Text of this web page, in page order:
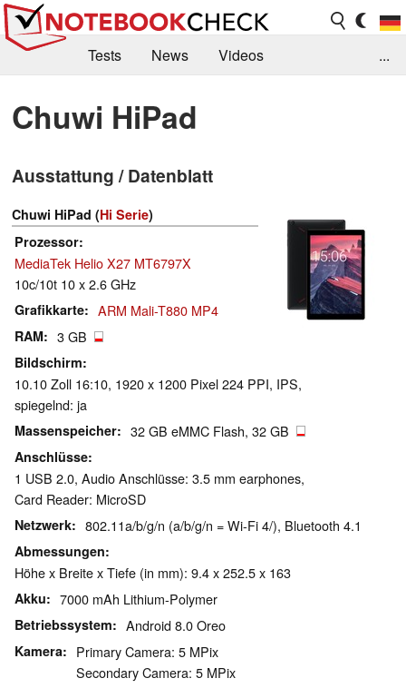
Tests News
Videos
Kaufberatung
Deals
Forum
...
Chuwi HiPad
Ausstattung / Datenblatt
Chuwi HiPad (Hi Serie)
Prozessor
MediaTek Helio X27 MT6797X
10c/10t 10 x 2.6 GHz
Grafikkarte ARM Mali-T880 MP4
RAM 3 GB
Bildschirm
10.10 Zoll 16:10, 1920 x 1200 Pixel 224 PPI, IPS,
spiegelnd: ja
Massenspeicher 32 GB eMMC Flash, 32 GB
Anschlüsse
1 USB 2.0, Audio Anschlüsse: 3.5 mm earphones,
Card Reader: MicroSD
Netzwerk 802.11a/b/g/n (a/b/g/n = Wi-Fi 4/), Bluetooth 4.1
Abmessungen
Höhe x Breite x Tiefe (in mm): 9.4 x 252.5 x 163
Akku 7000 mAh Lithium-Polymer
Betriebssystem Android 8.0 Oreo
Kamera
Primary Camera: 5 MPix
Secondary Camera: 5 MPix